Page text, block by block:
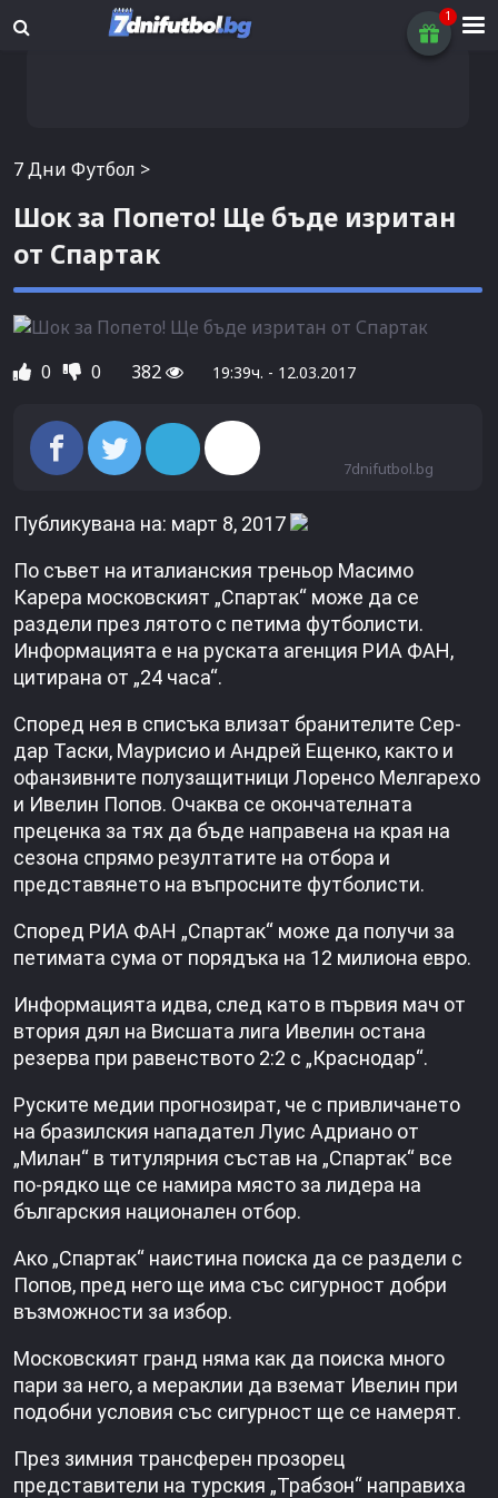
7 Дни Футбол >
Шок за Попето! Ще бъде изритан
от Спартак
0 0 382 19:39ч. - 12.03.2017
7dnifutbol.bg
Публикувана на: март 8, 2017
По съвет на италианския треньор Масимо
Карера московският „Спартак“ може да се
раздели през лятото с петима футболисти.
Информацията е на руската агенция РИА ФАН,
цитирана от „24 часа“.
Според нея в списъка влизат бранителите Сер-
дар Таски, Маурисио и Андрей Ещенко, както и
офанзивните полузащитници Лоренсо Мелгарехо
и Ивелин Попов. Очаква се окончателната
преценка за тях да бъде направена на края на
сезона спрямо резултатите на отбора и
представянето на въпросните футболисти.
Според РИА ФАН „Спартак“ може да получи за
петимата сума от порядъка на 12 милиона евро.
Информацията идва, след като в първия мач от
втория дял на Висшата лига Ивелин остана
резерва при равенството 2:2 с „Краснодар“.
Руските медии прогнозират, че с привличането
на бразилския нападател Луис Адриано от
„Милан“ в титулярния състав на „Спартак“ все
по-рядко ще се намира място за лидера на
българския национален отбор.
Ако „Спартак“ наистина поиска да се раздели с
Попов, пред него ще има със сигурност добри
възможности за избор.
Московският гранд няма как да поиска много
пари за него, а мераклии да вземат Ивелин при
подобни условия със сигурност ще се намерят.
През зимния трансферен прозорец
представители на турския „Трабзон“ направиха